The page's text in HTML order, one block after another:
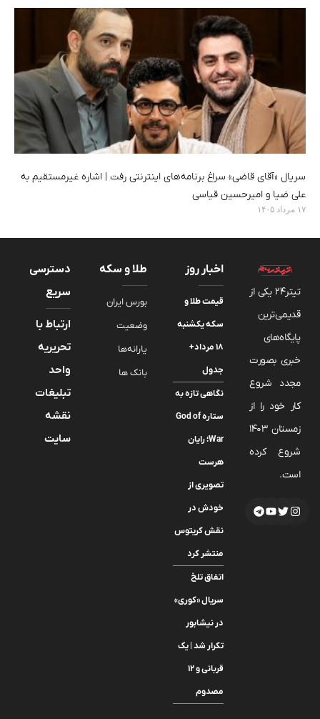
سریال «آقای قاضی» سراغ برنامه‌های اینترنتی رفت | اشاره غیرمستقیم به
علی ضیا و امیرحسین قیاسی
۱۷ مرداد ۱۴۰۵
تیتر24 یکی از
قدیمی‌ترین
پایگاه‌های
خبری بصورت
مجدد شروع
کار خود را از
زمستان 1403
شروع کرده
است.
اخبار روز
قیمت طلا و
سکه یکشنبه
۱۸ مرداد+
جدول
نگاهی تازه به
ستاره God of
War؛ رایان
هرست
تصویری از
خودش در
نقش کریتوس
منتشر کرد
اتفاق تلخ
سریال «کوری»
در نیشابور
تکرار شد | یک
قربانی و ۱۲
مصدوم
طلا و سکه
بورس ایران
وضعیت
یارانه‌ها
بانک ها
دسترسی
سریع
ارتباط با
تحریریه
واحد
تبلیغات
نقشه
سایت